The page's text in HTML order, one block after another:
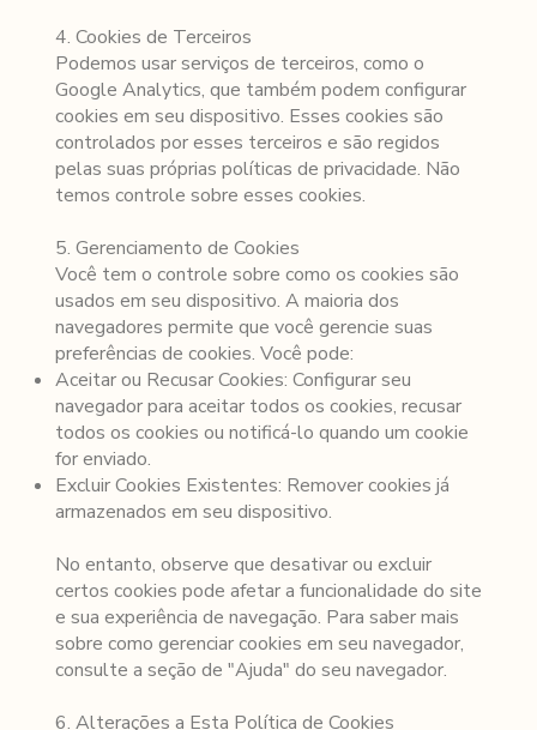
4. Cookies de Terceiros
Podemos usar serviços de terceiros, como o
Google Analytics, que também podem configurar
cookies em seu dispositivo. Esses cookies são
controlados por esses terceiros e são regidos
pelas suas próprias políticas de privacidade. Não
temos controle sobre esses cookies.
5. Gerenciamento de Cookies
Você tem o controle sobre como os cookies são
usados em seu dispositivo. A maioria dos
navegadores permite que você gerencie suas
preferências de cookies. Você pode:
Aceitar ou Recusar Cookies: Configurar seu
navegador para aceitar todos os cookies, recusar
todos os cookies ou notificá-lo quando um cookie
for enviado.
Excluir Cookies Existentes: Remover cookies já
armazenados em seu dispositivo.
No entanto, observe que desativar ou excluir
certos cookies pode afetar a funcionalidade do site
e sua experiência de navegação. Para saber mais
sobre como gerenciar cookies em seu navegador,
consulte a seção de "Ajuda" do seu navegador.
6. Alterações a Esta Política de Cookies